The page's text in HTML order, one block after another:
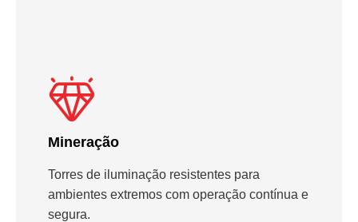
Mineração
Torres de iluminação resistentes para
ambientes extremos com operação contínua e
segura.